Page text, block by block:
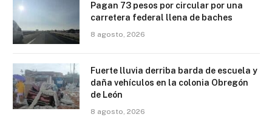
Pagan 73 pesos por circular por una
carretera federal llena de baches
8 agosto, 2026
Fuerte lluvia derriba barda de escuela y
daña vehículos en la colonia Obregón
de León
8 agosto, 2026